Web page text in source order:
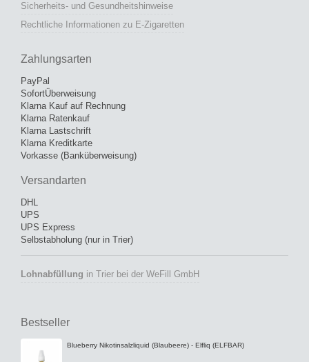
Sicherheits- und Gesundheitshinweise
Rechtliche Informationen zu E-Zigaretten
Zahlungsarten
PayPal
SofortÜberweisung
Klarna Kauf auf Rechnung
Klarna Ratenkauf
Klarna Lastschrift
Klarna Kreditkarte
Vorkasse (Banküberweisung)
Versandarten
DHL
UPS
UPS Express
Selbstabholung (nur in Trier)
Lohnabfüllung in Trier bei der WeFill GmbH
Bestseller
Blueberry Nikotinsalzliquid (Blaubeere) - Elfliq (ELFBAR)